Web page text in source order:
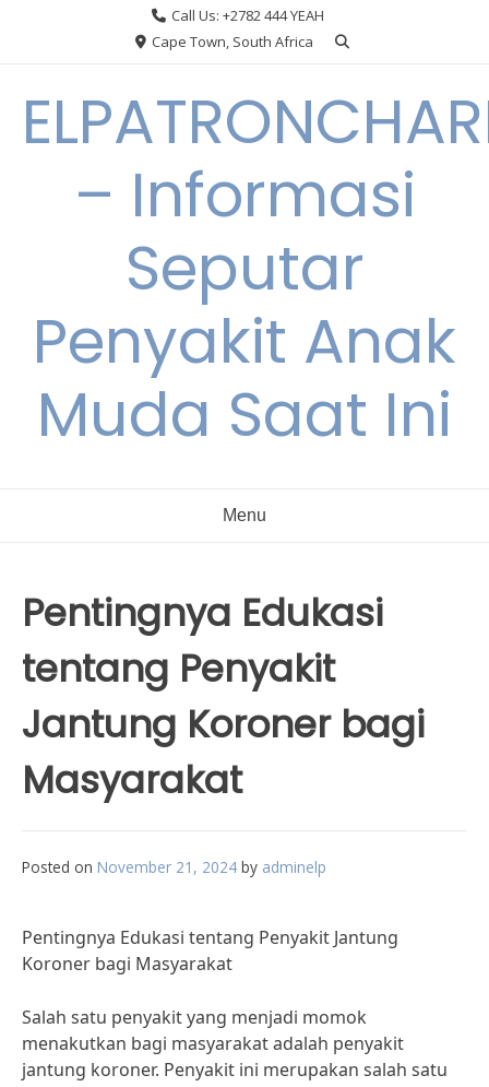
Call Us: +2782 444 YEAH
Cape Town, South Africa
– Informasi
Seputar
Penyakit Anak
Muda Saat Ini
Menu
Pentingnya Edukasi
tentang Penyakit
Jantung Koroner bagi
Masyarakat
Posted on November 21, 2024 by adminelp
Pentingnya Edukasi tentang Penyakit Jantung
Koroner bagi Masyarakat
Salah satu penyakit yang menjadi momok
menakutkan bagi masyarakat adalah penyakit
jantung koroner. Penyakit ini merupakan salah satu